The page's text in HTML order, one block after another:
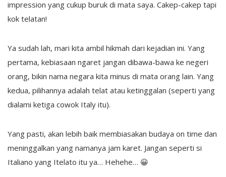
impression yang cukup buruk di mata saya. Cakep-cakep tapi
kok telatan!
Ya sudah lah, mari kita ambil hikmah dari kejadian ini. Yang
pertama, kebiasaan ngaret jangan dibawa-bawa ke negeri
orang, bikin nama negara kita minus di mata orang lain. Yang
kedua, pilihannya adalah telat atau ketinggalan (seperti yang
dialami ketiga cowok Italy itu).
Yang pasti, akan lebih baik membiasakan budaya on time dan
meninggalkan yang namanya jam karet. Jangan seperti si
Italiano yang Itelato itu ya… Hehehe… 😀